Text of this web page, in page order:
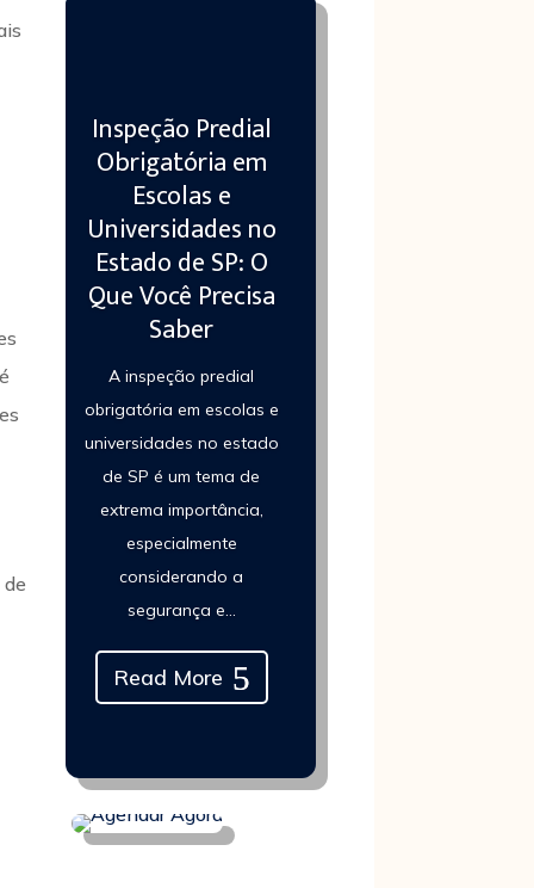
Inspeção Predial
Obrigatória em
Escolas e
Universidades no
Estado de SP: O
Que Você Precisa
Saber
A inspeção predial
obrigatória em escolas e
universidades no estado
de SP é um tema de
extrema importância,
especialmente
considerando a
segurança e...
Read More